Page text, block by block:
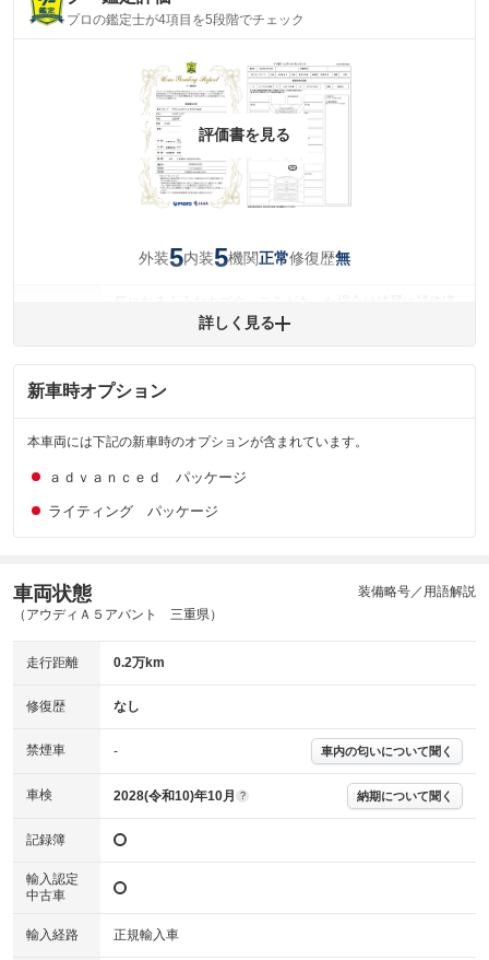
プロの鑑定士が4項目を5段階でチェック
評価書を見る
外装5内装5機関正常修復歴無
みですが、 小さなキズやヘコミが残っている場合もありま
内装
気になる汚れ等がない綺麗な室内を保っています。
機関 主要機関に不具合はありません。
および表示項目が異なる場合がございます。
※グー鑑定の評価はあくまでも記載している鑑定日の鑑定結果となりま
詳しく見る
新車時オプション
本車両には下記の新車時のオプションが含まれています。
ａｄｖａｎｃｅｄ パッケージ
ライティング パッケージ
車両状態
（アウディＡ５アバント 三重県）
装備略号／用語解説
走行距離 0.2万km
修復歴 なし
禁煙車 - 車内の匂いについて聞く
車検 2028(令和10)年10月 ? 納期について聞く
記録簿
輸入認定
中古車
輸入経路 正規輸入車